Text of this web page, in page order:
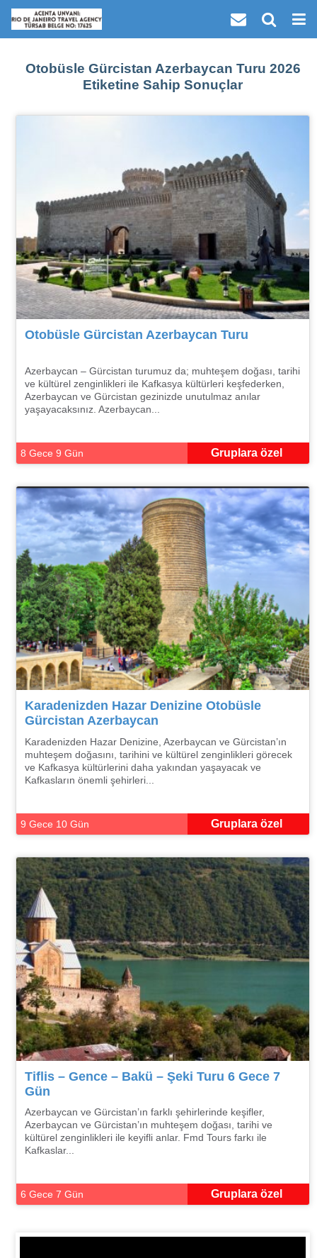
Otobüsle Gürcistan Azerbaycan Turu 2026
Etiketine Sahip Sonuçlar
Otobüsle Gürcistan Azerbaycan Turu
Azerbaycan – Gürcistan turumuz da; muhteşem doğası, tarihi
ve kültürel zenginlikleri ile Kafkasya kültürleri keşfederken,
Azerbaycan ve Gürcistan gezinizde unutulmaz anılar
yaşayacaksınız. Azerbaycan...
8 Gece 9 Gün Gruplara özel
Karadenizden Hazar Denizine Otobüsle
Gürcistan Azerbaycan
Karadenizden Hazar Denizine, Azerbaycan ve Gürcistan’ın
muhteşem doğasını, tarihini ve kültürel zenginlikleri görecek
ve Kafkasya kültürlerini daha yakından yaşayacak ve
Kafkasların önemli şehirleri...
9 Gece 10 Gün Gruplara özel
Tiflis – Gence – Bakü – Şeki Turu 6 Gece 7
Gün
Azerbaycan ve Gürcistan’ın farklı şehirlerinde keşifler,
Azerbaycan ve Gürcistan’ın muhteşem doğası, tarihi ve
kültürel zenginlikleri ile keyifli anlar. Fmd Tours farkı ile
Kafkaslar...
6 Gece 7 Gün Gruplara özel